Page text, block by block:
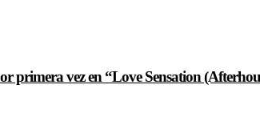
primera vez en “Love Sensation